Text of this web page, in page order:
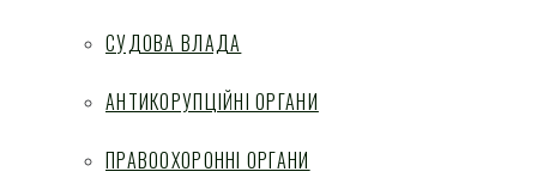
СУДОВА ВЛАДА
АНТИКОРУПЦІЙНІ ОРГАНИ
ПРАВООХОРОННІ ОРГАНИ